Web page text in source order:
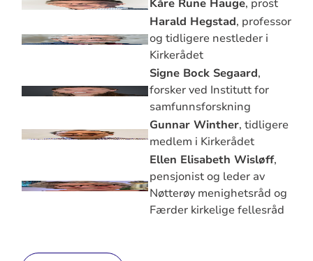
Kåre Rune Hauge, prost
Harald Hegstad, professor
og tidligere nestleder i
Kirkerådet
Signe Bock Segaard,
forsker ved Institutt for
samfunnsforskning
Gunnar Winther, tidligere
medlem i Kirkerådet
Ellen Elisabeth Wisløff,
pensjonist og leder av
Nøtterøy menighetsråd og
Færder kirkelige fellesråd